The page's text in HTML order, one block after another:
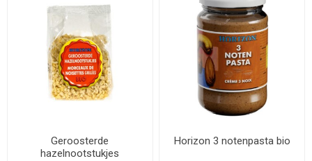
Geroosterde
hazelnootstukjes
Horizon 3 notenpasta bio